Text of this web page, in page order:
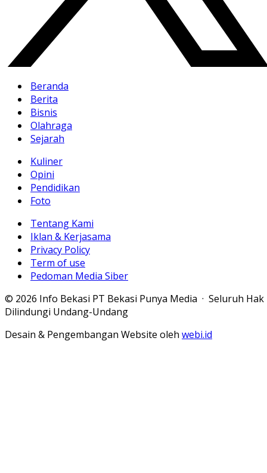
Beranda
Berita
Bisnis
Olahraga
Sejarah
Kuliner
Opini
Pendidikan
Foto
Tentang Kami
Iklan & Kerjasama
Privacy Policy
Term of use
Pedoman Media Siber
© 2026 Info Bekasi PT Bekasi Punya Media · Seluruh Hak
Dilindungi Undang-Undang
Desain & Pengembangan Website oleh webi.id